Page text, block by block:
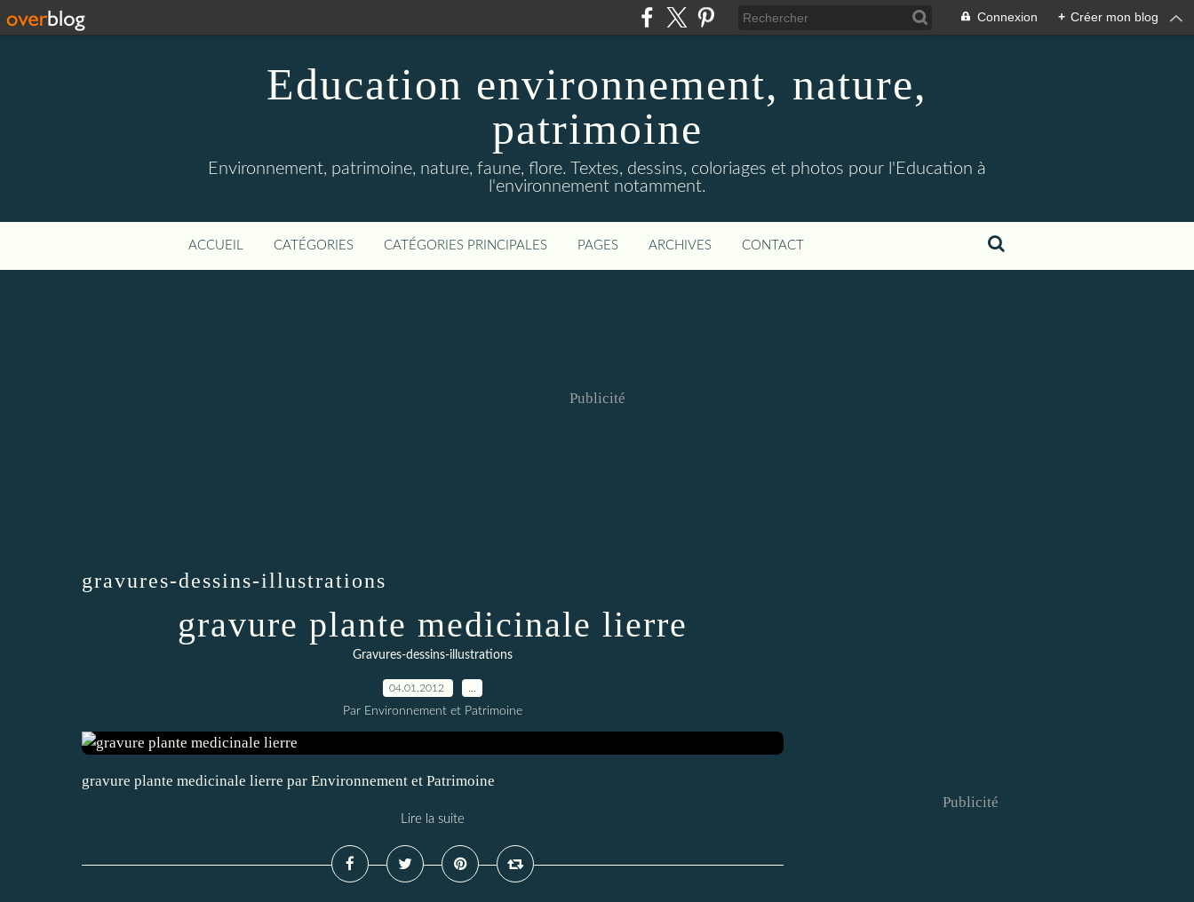
Connexion + Créer mon blog
Education environnement, nature,
patrimoine
Environnement, patrimoine, nature, faune, flore. Textes, dessins, coloriages et photos pour l'Education à
l'environnement notamment.
ACCUEIL CATÉGORIES CATÉGORIES PRINCIPALES PAGES ARCHIVES CONTACT
Publicité
gravures-dessins-illustrations
gravure plante medicinale lierre
Gravures-dessins-illustrations
04.01.2012
Par Environnement et Patrimoine
gravure plante medicinale lierre par Environnement et Patrimoine
Lire la suite
Publicité